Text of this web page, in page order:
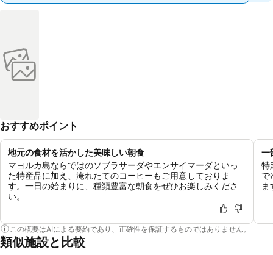
おすすめポイント
地元の食材を活かした美味しい朝食
マヨルカ島ならではのソブラサーダやエンサイマーダといっ
た特産品に加え、淹れたてのコーヒーもご用意しておりま
す。一日の始まりに、種類豊富な朝食をぜひお楽しみくださ
い。
一
特
で
ま
この概要はAIによる要約であり、正確性を保証するものではありません。
類似施設と比較